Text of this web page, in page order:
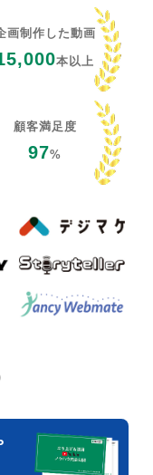
画制作した動画
本以上
顧客満足度
97%